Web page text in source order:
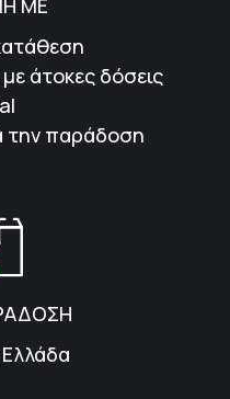
ΜΕ
άτοκες δόσεις
την παράδοση